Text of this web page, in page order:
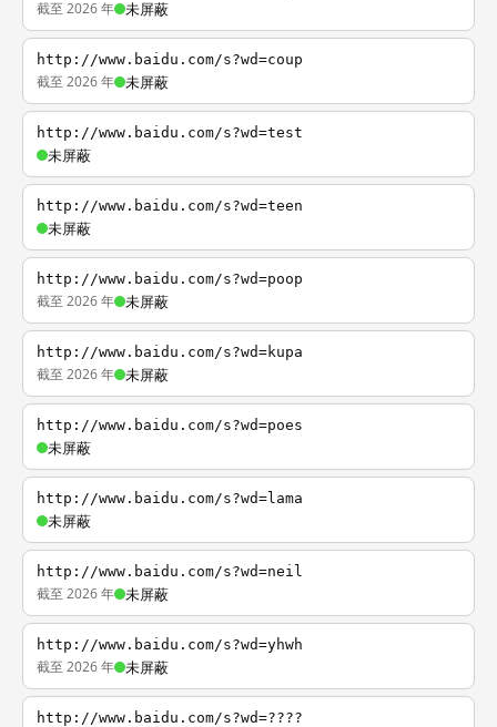
截至 2026 年 未屏蔽
http://www.baidu.com/s?wd=coup
截至 2026 年 未屏蔽
http://www.baidu.com/s?wd=test
未屏蔽
http://www.baidu.com/s?wd=teen
未屏蔽
http://www.baidu.com/s?wd=poop
截至 2026 年 未屏蔽
http://www.baidu.com/s?wd=kupa
截至 2026 年 未屏蔽
http://www.baidu.com/s?wd=poes
未屏蔽
http://www.baidu.com/s?wd=lama
未屏蔽
http://www.baidu.com/s?wd=neil
截至 2026 年 未屏蔽
http://www.baidu.com/s?wd=yhwh
截至 2026 年 未屏蔽
http://www.baidu.com/s?wd=????